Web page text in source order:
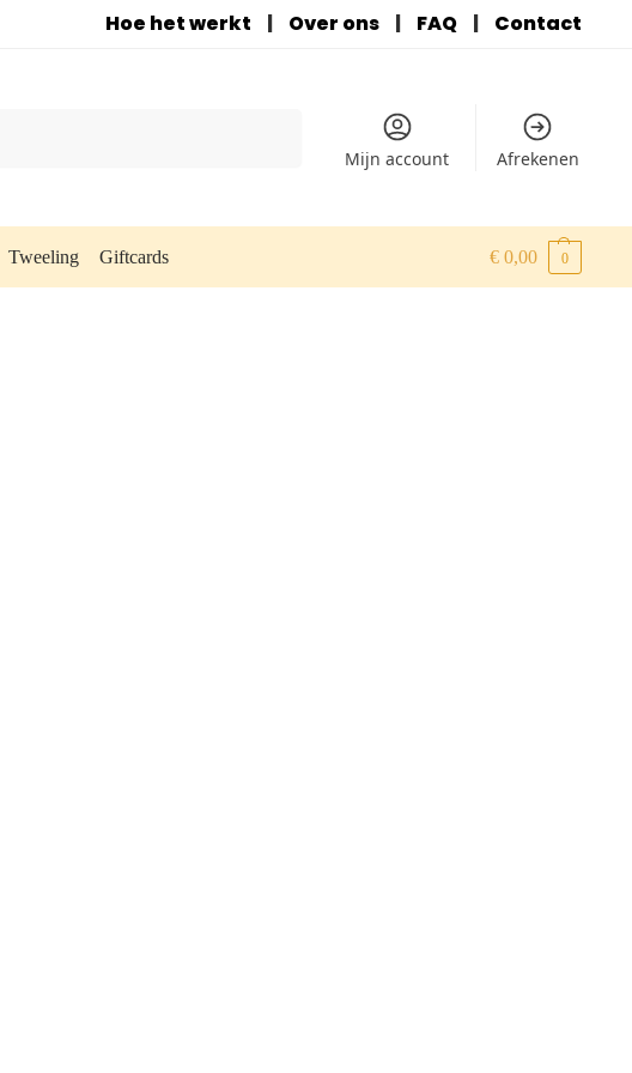
Hoe het werkt | Over ons | FAQ | Contact
Mijn account Afrekenen
Tweeling Giftcards € 0,00 0